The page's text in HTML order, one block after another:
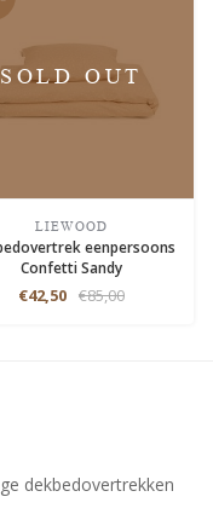
SOLD OUT
LIEWOOD
eenpersoons
Confetti Sandy
€42,50 €85,00
dekbedovertrekken